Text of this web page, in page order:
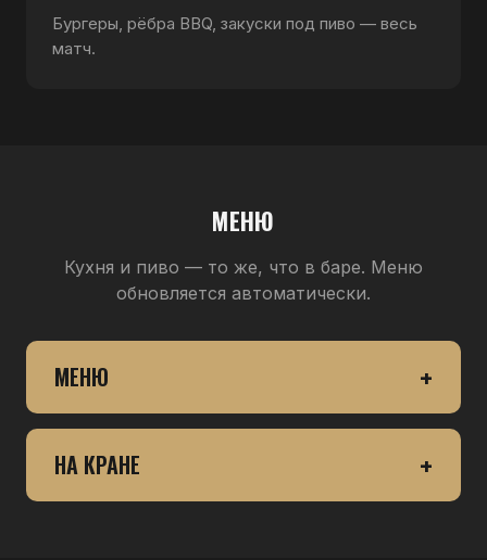
Бургеры, рёбра BBQ, закуски под пиво — весь
матч.
МЕНЮ
Кухня и пиво — то же, что в баре. Меню
обновляется автоматически.
МЕНЮ
НА КРАНЕ